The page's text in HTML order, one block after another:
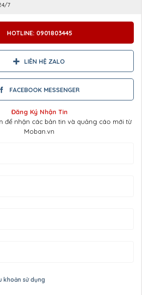
7
HOTLINE: 0901803445
LIÊN HỆ ZALO
FACEBOOK MESSENGER
Đăng Ký Nhận Tin
để nhận các bản tin và quảng cáo mới từ
Moban.vn
khoản sử dụng